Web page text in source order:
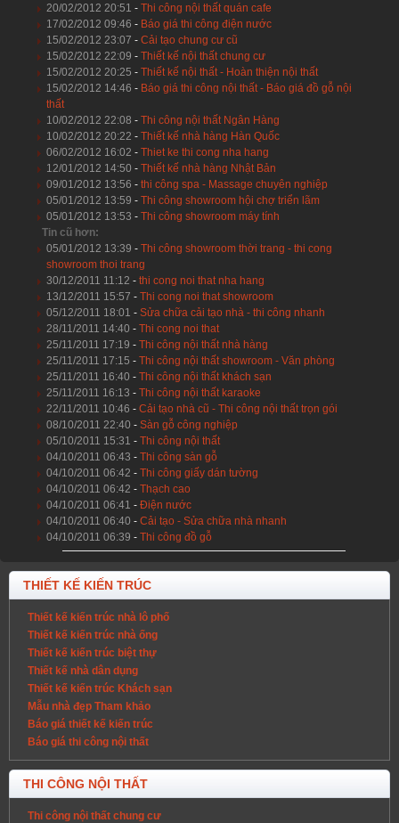
20/02/2012 20:51 - Thi công nội thất quán cafe
17/02/2012 09:46 - Báo giá thi công điện nước
15/02/2012 23:07 - Cải tạo chung cư cũ
15/02/2012 22:09 - Thiết kế nội thất chung cư
15/02/2012 20:25 - Thiết kế nội thất - Hoàn thiện nội thất
15/02/2012 14:46 - Báo giá thi công nội thất - Báo giá đồ gỗ nội
thất
10/02/2012 22:08 - Thi công nội thất Ngân Hàng
10/02/2012 20:22 - Thiết kế nhà hàng Hàn Quốc
06/02/2012 16:02 - Thiet ke thi cong nha hang
12/01/2012 14:50 - Thiết kế nhà hàng Nhật Bản
09/01/2012 13:56 - thi công spa - Massage chuyên nghiệp
05/01/2012 13:59 - Thi công showroom hội chợ triển lãm
05/01/2012 13:53 - Thi công showroom máy tính
Tin cũ hơn:
05/01/2012 13:39 - Thi công showroom thời trang - thi cong
showroom thoi trang
30/12/2011 11:12 - thi cong noi that nha hang
13/12/2011 15:57 - Thi cong noi that showroom
05/12/2011 18:01 - Sửa chữa cải tạo nhà - thi công nhanh
28/11/2011 14:40 - Thi cong noi that
25/11/2011 17:19 - Thi công nội thất nhà hàng
25/11/2011 17:15 - Thi công nội thất showroom - Văn phòng
25/11/2011 16:40 - Thi công nội thất khách sạn
25/11/2011 16:13 - Thi công nội thất karaoke
22/11/2011 10:46 - Cải tạo nhà cũ - Thi công nội thất trọn gói
08/10/2011 22:40 - Sàn gỗ công nghiệp
05/10/2011 15:31 - Thi công nội thất
04/10/2011 06:43 - Thi công sàn gỗ
04/10/2011 06:42 - Thi công giấy dán tường
04/10/2011 06:42 - Thạch cao
04/10/2011 06:41 - Điện nước
04/10/2011 06:40 - Cải tạo - Sửa chữa nhà nhanh
04/10/2011 06:39 - Thi công đồ gỗ
THIẾT KẾ KIẾN TRÚC
Thiết kế kiến trúc nhà lô phố
Thiết kế kiến trúc nhà ống
Thiết kế kiến trúc biệt thự
Thiết kế nhà dân dụng
Thiết kế kiến trúc Khách sạn
Mẫu nhà đẹp Tham khảo
Báo giá thiết kế kiến trúc
Báo giá thi công nội thất
THI CÔNG NỘI THẤT
Thi công nội thất chung cư